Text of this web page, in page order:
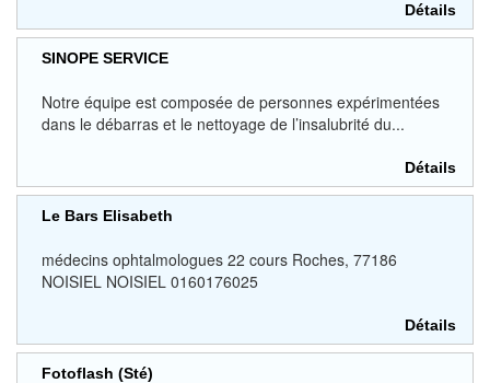
Détails
SINOPE SERVICE
Notre équipe est composée de personnes expérimentées
dans le débarras et le nettoyage de l’insalubrité du...
Détails
Le Bars Elisabeth
médecins ophtalmologues 22 cours Roches, 77186
NOISIEL NOISIEL 0160176025
Détails
Fotoflash (Sté)